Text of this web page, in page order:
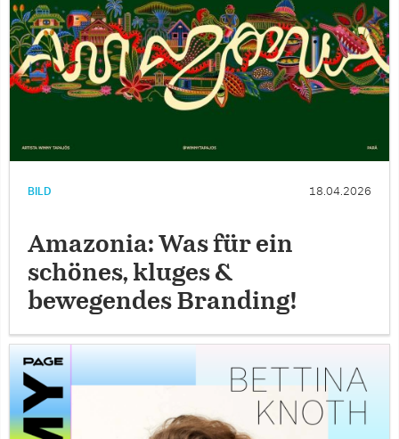
BILD 18.04.2026
Amazonia: Was für ein
schönes, kluges &
bewegendes Branding!